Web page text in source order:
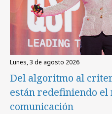
lunes, 3 de agosto 2026
Del algoritmo al
están redefiniendo
comunicación